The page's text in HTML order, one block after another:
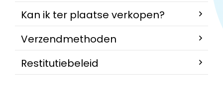
Kan ik ter plaatse verkopen?
Verzendmethoden
Restitutiebeleid